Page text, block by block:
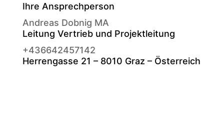
Ihre Ansprechperson
Andreas Dobnig MA
Leitung Vertrieb und Projektleitung
+436642457142
Herrengasse 21 – 8010 Graz – Österreich